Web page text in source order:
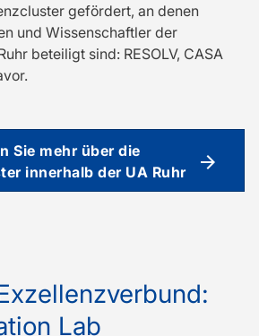
gefördert, an denen
und Wissenschaftler der
beteiligt sind: RESOLV, CASA
Sie mehr über die
innerhalb der UA Ruhr
Lab